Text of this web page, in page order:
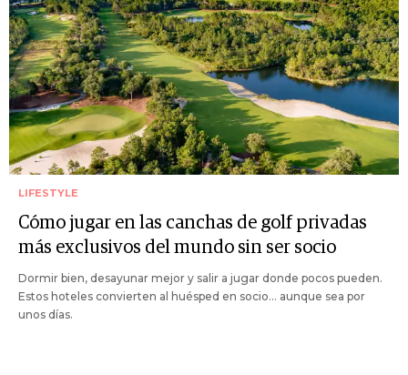
LIFESTYLE
Cómo jugar en las canchas de golf privadas
más exclusivos del mundo sin ser socio
Dormir bien, desayunar mejor y salir a jugar donde pocos pueden.
Estos hoteles convierten al huésped en socio... aunque sea por
unos días.